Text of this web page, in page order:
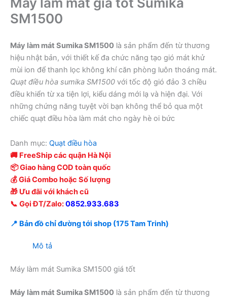
SM1500
Máy làm mát Sumika SM1500 là sản phẩm đến từ thương
hiệu nhật bản, với thiết kế đa chức năng tạo gió mát khử
mùi ion để thanh lọc không khí căn phòng luôn thoáng mát.
Quạt điều hòa sumika SM1500 với tốc độ gió đảo 3 chiều
điều khiển từ xa tiện lợi, kiểu dáng mới lạ và hiện đại. Với
những chứng năng tuyệt vời bạn không thể bỏ qua một
chiếc quạt điều hòa làm mát cho ngày hè oi bức
Danh mục: Quạt điều hòa
🚚 FreeShip các quận Hà Nội
📦 Giao hàng COD toàn quốc
💰 Giá Combo hoặc Số lượng
🎁 Ưu đãi với khách cũ
📞 Gọi ĐT/Zalo:0852.933.683
📍 Bản đồ chỉ đường tới shop (175 Tam Trinh)
Mô tả
Máy làm mát Sumika SM1500 giá tốt
Máy làm mát Sumika SM1500 là sản phẩm đến từ thương